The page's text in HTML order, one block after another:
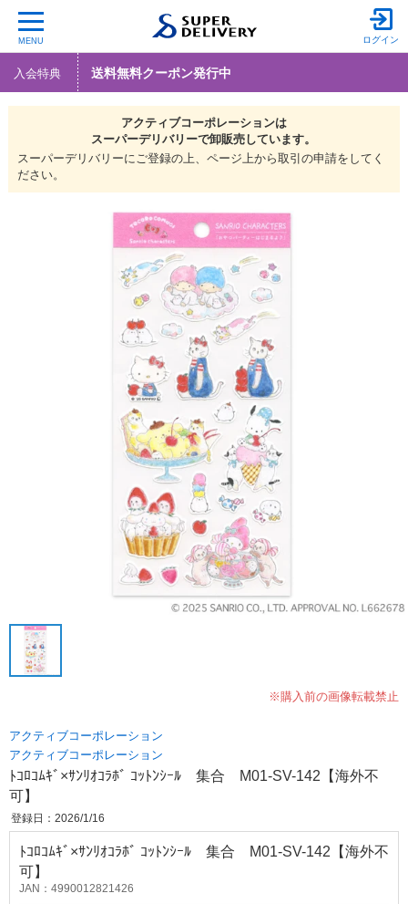
MENU ログイン
入会特典 送料無料クーポン発行中
アクティブコーポレーションは
スーパーデリバリーで卸販売しています。
スーパーデリバリーにご登録の上、ページ上から取引の申請をしてく
ださい。
※購入前の画像転載禁止
アクティブコーポレーション
アクティブコーポレーション
ﾄｺﾛｺﾑｷﾞ×ｻﾝﾘｵｺﾗﾎﾞ ｺｯﾄﾝｼｰﾙ 集合 M01-SV-142【海外不
可】
登録日：2026/1/16
ﾄｺﾛｺﾑｷﾞ×ｻﾝﾘｵｺﾗﾎﾞ ｺｯﾄﾝｼｰﾙ 集合 M01-SV-142【海外不
可】
JAN：4990012821426